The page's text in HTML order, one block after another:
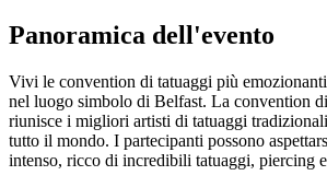
Panoramica dell'evento
Vivi le convention di tatuaggi più
nel luogo simbolo di Belfast. La convention
riunisce i migliori artisti di tatuaggi
tutto il mondo. I partecipanti possono
intenso, ricco di incredibili tatuaggi, piercing